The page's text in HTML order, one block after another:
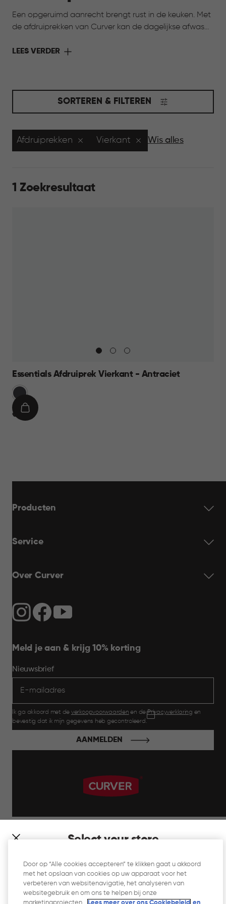
Select your store
which store would you like to shop?
Een opgeruimd aanrecht brengt rust in de keuken. Met
de afdruiprekken van Curver kan de dagelijkse afwas
Servies, glazen en bestek krijgen een vaste plek, zodat
LEES VERDER
SORTEREN & FILTEREN
Afdruiprekken Vierkant Wis alles
1 Zoekresultaat
Essentials Afdruiprek Vierkant - Antraciet
Grijs
€
€ 9,95
IN
Producten
Service
Over Curver
Meld je aan & krijg 10% korting
Nieuwsbrief
Ik ga akkoord met de verkoopvoorwaarden en dePrivacyverklaring en
bevestig dat ik mijn gegevens heb gecontroleerd.
AANMELDEN
Website Gebruiksvoorwaarden
Privacyverklaring
Door op “Alle cookies accepteren” te klikken gaat u akkoord
met het opslaan van cookies op uw apparaat voor het
verbeteren van websitenavigatie, het analyseren van
websitegebruik en om ons te helpen bij onze